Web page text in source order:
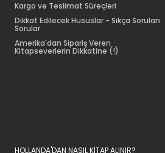
Kargo ve Teslimat Süreçleri
Dikkat Edilecek Hususlar - Sıkça Sorulan
Sorular
Amerika'dan Sipariş Veren
Kitapseverlerin Dikkatine (!)
HOLLANDA'DAN NASIL KİTAP ALINIR?